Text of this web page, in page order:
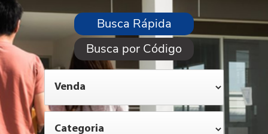
Busca Rápida
Busca por Código